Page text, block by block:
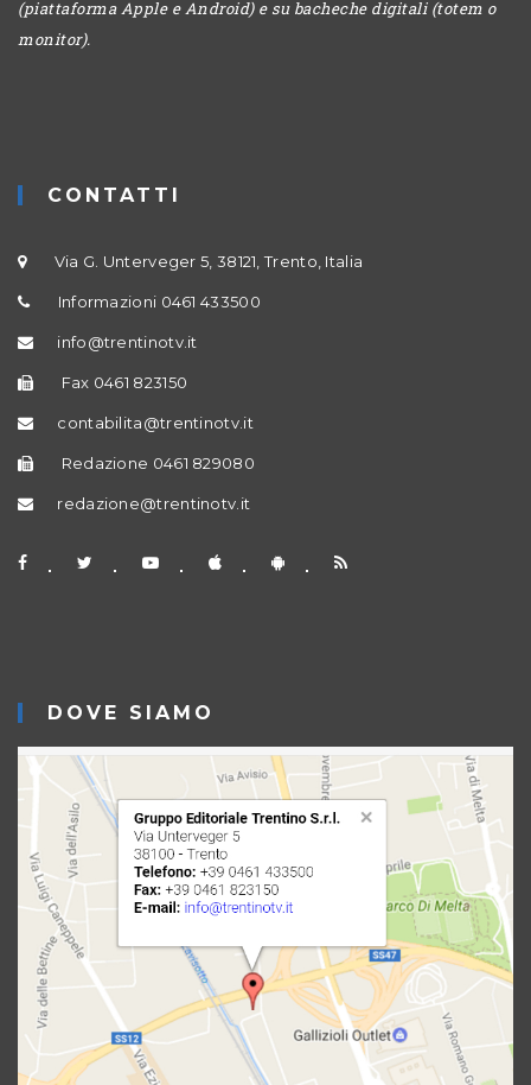
(piattaforma Apple e Android) e su bacheche digitali (totem o
monitor).
CONTATTI
Via G. Unterveger 5, 38121, Trento, Italia
Informazioni 0461 433500
info@trentinotv.it
Fax 0461 823150
contabilita@trentinotv.it
Redazione 0461 829080
redazione@trentinotv.it
DOVE SIAMO